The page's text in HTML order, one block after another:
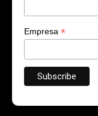
Empresa *